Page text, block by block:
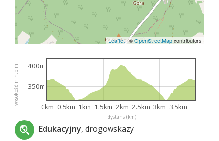
Leaflet|©OpenStreetMapcontributors
dystans (km)
wysokość m n.p.m.
0km 0.5km 1km 1.5km 2km 2.5km 3km 3.5km
350m
400m
Edukacyjny, drogowskazy